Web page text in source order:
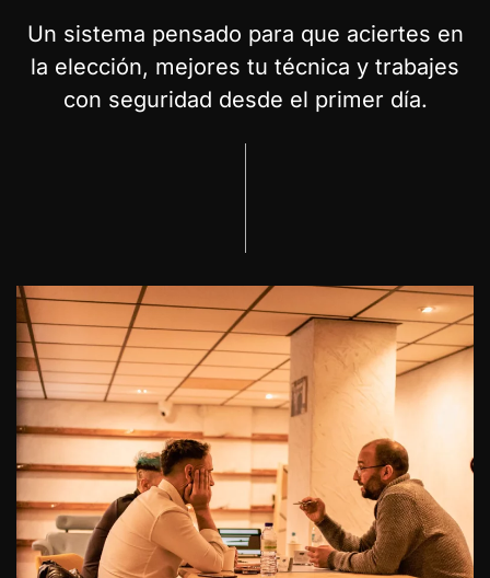
Un sistema pensado para que aciertes en
la elección, mejores tu técnica y trabajes
con seguridad desde el primer día.